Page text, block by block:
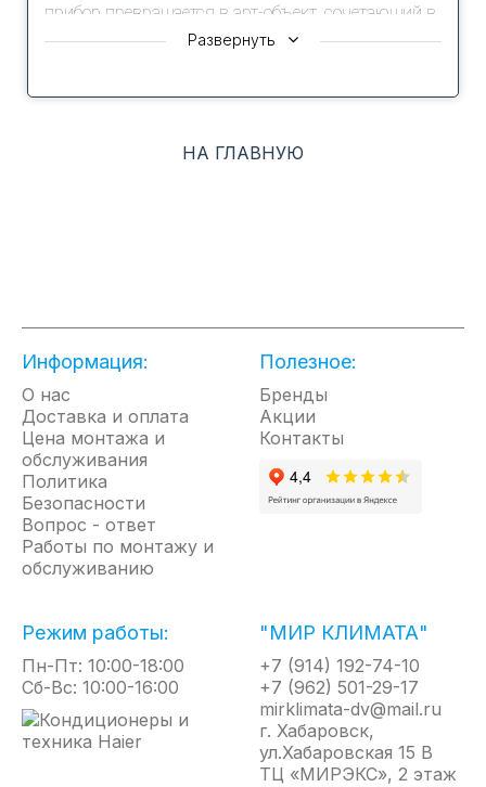
прибор превращается в арт-объект, сочетающий в
себе непревзойденный стиль и эффективность.
digital INVERTER 3.0 обеспечивает экономию
управления конвектора, измеряя температуру
полную мощность и выключаться. Достаточно
постоянного небольшого потребления
электроэнергии.
С помощью модуля WI-FI и специального
приложения можно объединить в инверторную
систему отопления и управлять из любой точки
мира неограниченным количеством конвекторов.
Модуль WI-FI является дополнительной опцией.
увеличить площадь поверхности теплоотдачи на
25%. Повышенная безопасность, наличие
востребованных функций и технологичных
возможностей делают конвектор Brilliant Marble
незаменимым предметом в квартире или в доме.
Отличительные особенности
Развернуть
НА ГЛАВНУЮ
Информация:
О нас
Доставка и оплата
Цена монтажа и
обслуживания
Политика
Безопасности
Вопрос - ответ
Работы по монтажу и
обслуживанию
Полезное:
Бренды
Акции
Контакты
Режим работы:
Пн-Пт: 10:00-18:00
Сб-Вс: 10:00-16:00
"МИР КЛИМАТА"
+7 (914) 192-74-10
+7 (962) 501-29-17
mirklimata-dv@mail.ru
г. Хабаровск,
ул.Хабаровская 15 В
ТЦ «МИРЭКС», 2 этаж